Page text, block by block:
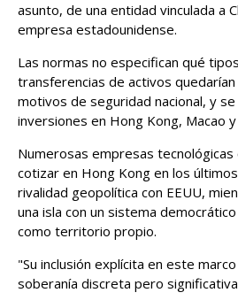
asunto, de una entidad vinculada a
empresa estadounidense.
Las normas no especifican qué
transferencias de activos
motivos de seguridad nacional, y se
inversiones en Hong Kong, Macao y
Numerosas empresas
cotizar en Hong Kong en los
rivalidad geopolítica con EEUU,
una isla con un ​sistema
como territorio propio.
"Su inclusión explícita en este
soberanía discreta pero